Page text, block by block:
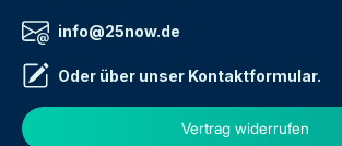
info@25now.de
Oder über unser Kontaktformular.
Vertrag widerrufen